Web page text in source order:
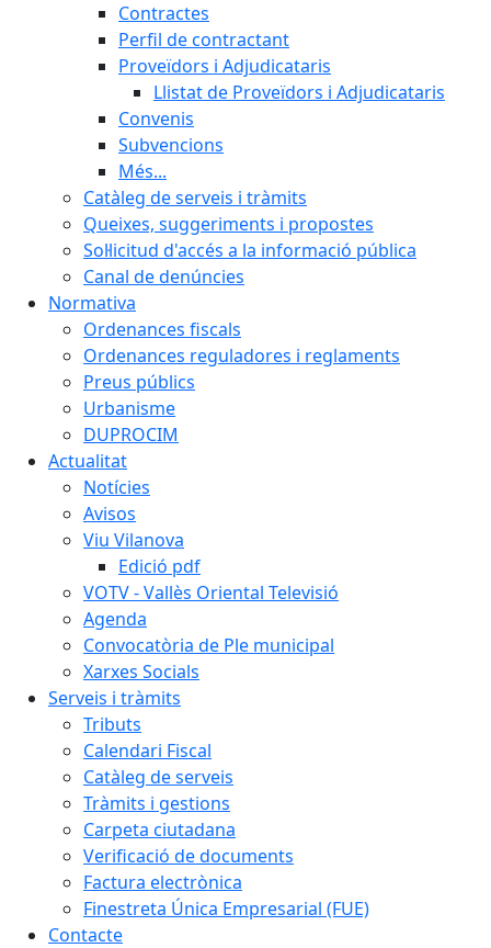
Contractes
Perfil de contractant
Proveïdors i Adjudicataris
Llistat de Proveïdors i Adjudicataris
Convenis
Subvencions
Més...
Catàleg de serveis i tràmits
Queixes, suggeriments i propostes
Sol·licitud d'accés a la informació pública
Canal de denúncies
Normativa
Ordenances fiscals
Ordenances reguladores i reglaments
Preus públics
Urbanisme
DUPROCIM
Actualitat
Notícies
Avisos
Viu Vilanova
Edició pdf
VOTV - Vallès Oriental Televisió
Agenda
Convocatòria de Ple municipal
Xarxes Socials
Serveis i tràmits
Tributs
Calendari Fiscal
Catàleg de serveis
Tràmits i gestions
Carpeta ciutadana
Verificació de documents
Factura electrònica
Finestreta Única Empresarial (FUE)
Contacte